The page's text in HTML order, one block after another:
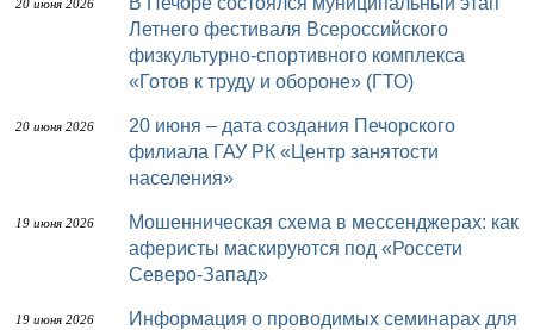
20 июня 2026
Летнего фестиваля Всероссийского
физкультурно-спортивного комплекса
«Готов к труду и обороне» (ГТО)
20 июня 2026
20 июня – дата создания Печорского
филиала ГАУ РК «Центр занятости
населения»
19 июня 2026
Мошенническая схема в мессенджерах: как
аферисты маскируются под «Россети
Северо-Запад»
19 июня 2026
Информация о проводимых семинарах для